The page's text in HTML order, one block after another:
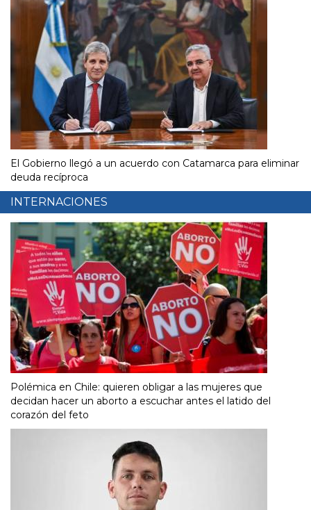
El Gobierno llegó a un acuerdo con Catamarca para eliminar
deuda recíproca
INTERNACIONES
Polémica en Chile: quieren obligar a las mujeres que
decidan hacer un aborto a escuchar antes el latido del
corazón del feto